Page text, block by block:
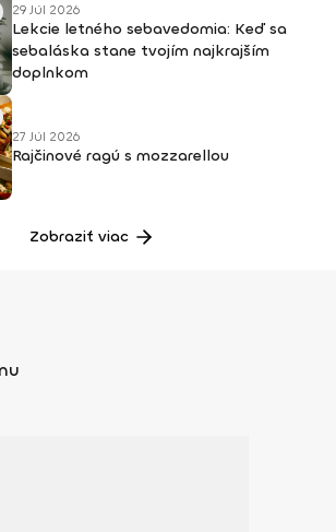
29 Júl 2026
Lekcie letného sebavedomia: Keď sa
sebaláska stane tvojím najkrajším
doplnkom
27 Júl 2026
Rajčinové ragú s mozzarellou
Zobraziť viac